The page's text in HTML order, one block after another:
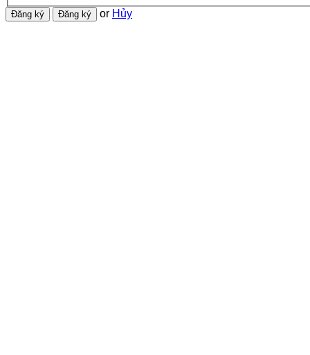
or Hủy